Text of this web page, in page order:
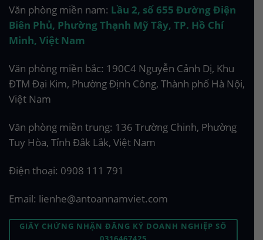
Văn phòng miền nam: Lầu 2, số 655 Đường Điện
Biên Phủ, Phường Thạnh Mỹ Tây, TP. Hồ Chí
Minh, Việt Nam
Văn phòng miền bắc: 190C4 Nguyễn Cảnh Dị, Khu
ĐTM Đại Kim, Phường Định Công, Thành phố Hà Nội,
Việt Nam
Văn phòng miền trung: 136 Trường Chinh, Phường
Tuy Hòa, Tỉnh Đắk Lắk, Việt Nam
Điện thoại: 0908 111 791
Email: lienhe@antoannamviet.com
GIẤY CHỨNG NHẬN ĐĂNG KÝ DOANH NGHIỆP SỐ